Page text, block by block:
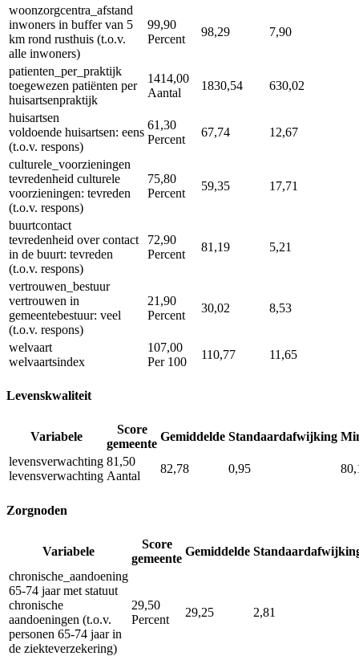
woonzorgcentra_afstand
inwoners in buffer van 5
km rond rusthuis (t.o.v.
alle inwoners)
99,90
Percent
98,29 7,90
patienten_per_praktijk
toegewezen patiënten per
huisartsenpraktijk
1414,00
Aantal
1830,54 630,02
huisartsen
voldoende huisartsen: eens
(t.o.v. respons)
61,30
Percent
67,74 12,67
culturele_voorzieningen
tevredenheid culturele
voorzieningen: tevreden
(t.o.v. respons)
75,80
Percent
59,35 17,71
buurtcontact
tevredenheid over contact
in de buurt: tevreden
(t.o.v. respons)
72,90
Percent
81,19 5,21
vertrouwen_bestuur
vertrouwen in
gemeentebestuur: veel
(t.o.v. respons)
21,90
Percent
30,02 8,53
welvaart
welvaartsindex
107,00
Per 100
110,77 11,65
Levenskwaliteit
Variabele
Score
gemeente
Gemiddelde Standaardafwijking
levensverwachting
levensverwachting
81,50
Aantal
82,78 0,95
Zorgnoden
Variabele
Score
gemeente
Gemiddelde
chronische_aandoening
65-74 jaar met statuut
chronische
aandoeningen (t.o.v.
personen 65-74 jaar in
de ziekteverzekering)
29,50
Percent
29,25 2,81